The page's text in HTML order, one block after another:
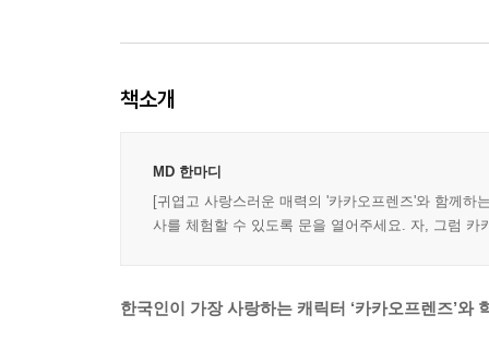
책소개
MD 한마디
[귀엽고 사랑스러운 매력의 '카카오프렌즈'와 함께
사를 체험할 수 있도록 문을 열어주세요. 자, 그럼
한국인이 가장 사랑하는 캐릭터 ‘카카오프렌즈’와